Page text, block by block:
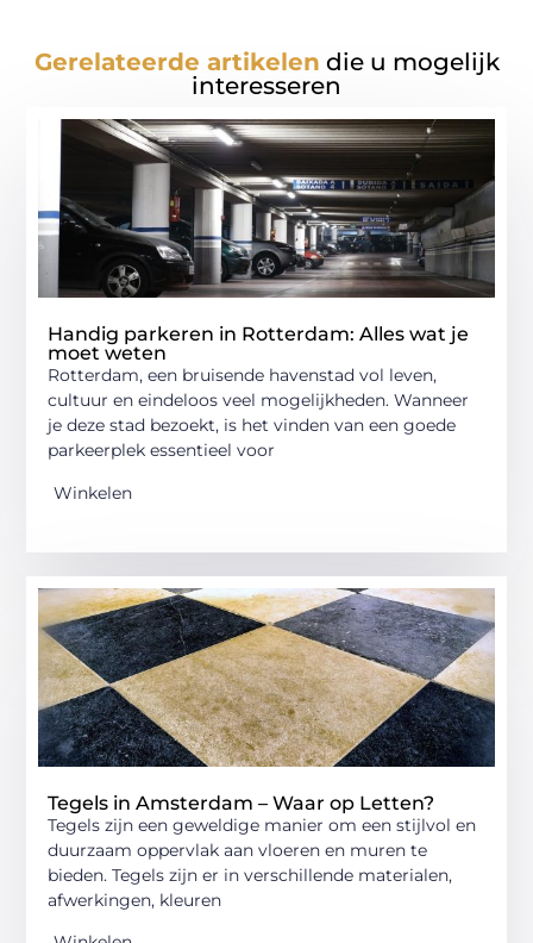
Gerelateerde artikelen die u mogelijk
interesseren
Handig parkeren in Rotterdam: Alles wat je
moet weten
Rotterdam, een bruisende havenstad vol leven,
cultuur en eindeloos veel mogelijkheden. Wanneer
je deze stad bezoekt, is het vinden van een goede
parkeerplek essentieel voor
Winkelen
Tegels in Amsterdam – Waar op Letten?
Tegels zijn een geweldige manier om een stijlvol en
duurzaam oppervlak aan vloeren en muren te
bieden. Tegels zijn er in verschillende materialen,
afwerkingen, kleuren